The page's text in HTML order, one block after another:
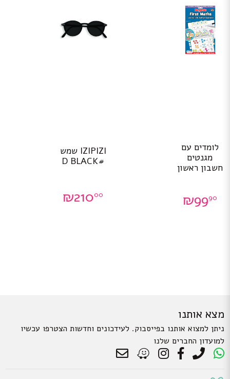
לומדים עם
מגנטים
חשבון ראשון
₪9990
IZIPIZI שמש
#D BLACK
₪21000
מצא אותנו
ניתן למצוא אותנו בפייסבוק. לעידכונים וחדשות הצטרפו עכשיו
למועדון החברים שלנו